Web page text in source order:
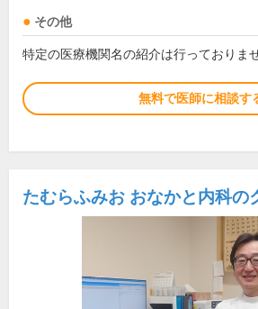
その他
特定の医療機関名の紹介は行っておりませ
無料で医師に相談す
たむらふみお おなかと内科の